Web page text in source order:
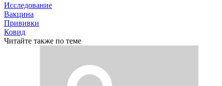
Исследование
Вакцина
Прививки
Ковид
Читайте также по теме